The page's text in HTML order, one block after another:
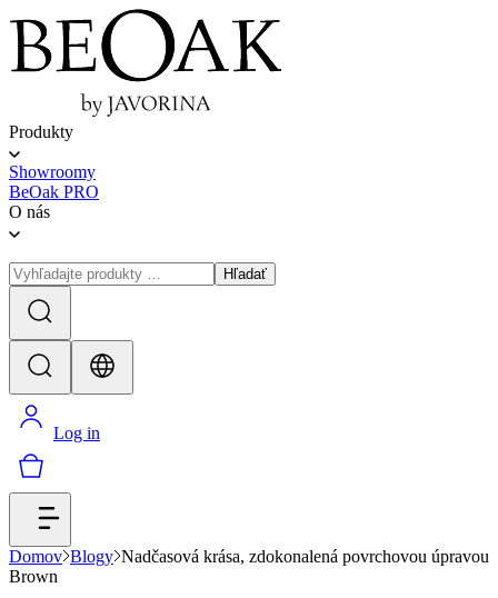
Produkty
Showroomy
BeOak PRO
O nás
Hľadať
Log in
Domov Blogy Nadčasová krása, zdokonalená povrchovou úpravou
Brown